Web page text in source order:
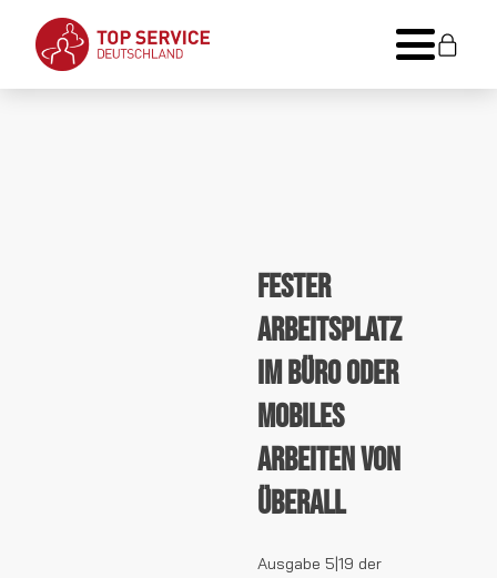
Fester
Arbeitsplatz
im Büro oder
mobiles
Arbeiten von
überall
Ausgabe 5|19 der